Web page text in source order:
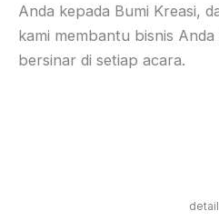
Anda kepada Bumi Kreasi,
kami membantu bisnis Anda
bersinar di setiap acara.
detail